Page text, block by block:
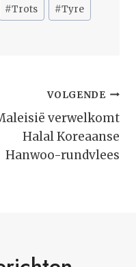
#Trots #Tyre
VOLGENDE
verwelkomt
Halal Koreaanse
Hanwoo-rundvlees